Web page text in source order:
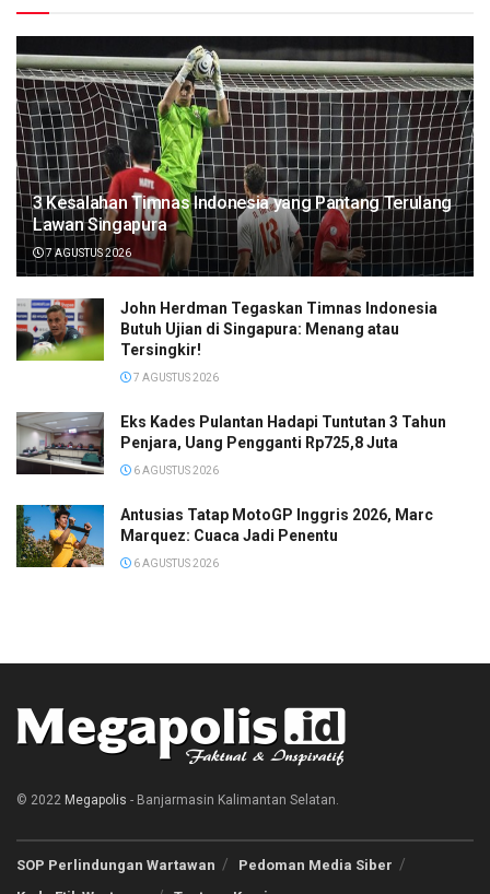
3 Kesalahan Timnas Indonesia yang Pantang Terulang
Lawan Singapura
7 AGUSTUS 2026
John Herdman Tegaskan Timnas Indonesia
Butuh Ujian di Singapura: Menang atau
Tersingkir!
7 AGUSTUS 2026
Eks Kades Pulantan Hadapi Tuntutan 3 Tahun
Penjara, Uang Pengganti Rp725,8 Juta
6 AGUSTUS 2026
Antusias Tatap MotoGP Inggris 2026, Marc
Marquez: Cuaca Jadi Penentu
6 AGUSTUS 2026
© 2022 Megapolis - Banjarmasin Kalimantan Selatan.
SOP Perlindungan Wartawan
Pedoman Media Siber